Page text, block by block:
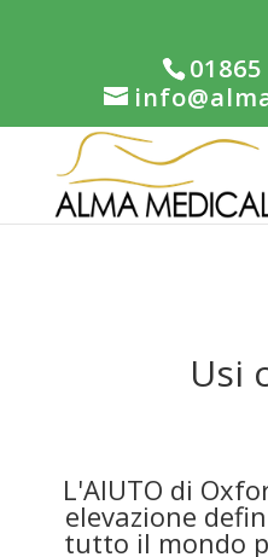
Usi
L'AIUTO di
elevazione
tutto il mondo